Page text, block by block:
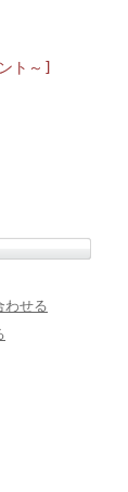
ト～]
わせる